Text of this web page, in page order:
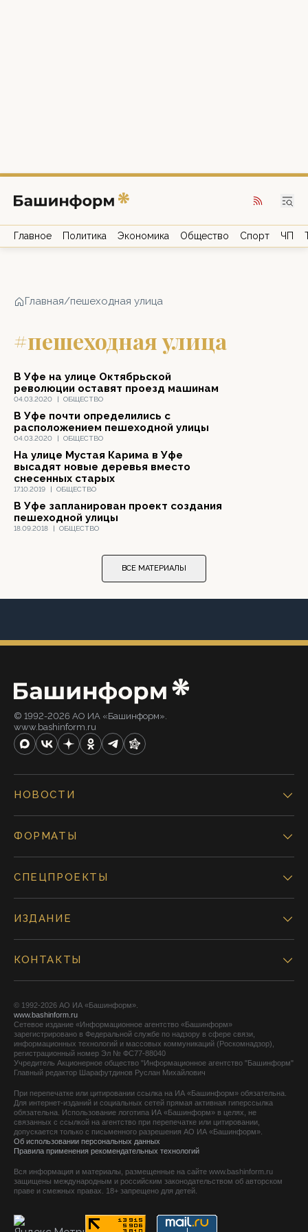
Главное Политика Экономика Общество Спорт ЧП
Главная/пешеходная улица
#пешеходная улица
04.03.2020 | ОБЩЕСТВО
В Уфе на улице Октябрьской
революции оставят проезд машинам
04.03.2020 | ОБЩЕСТВО
В Уфе почти определились с
расположением пешеходной улицы
17.10.2019 | ОБЩЕСТВО
На улице Мустая Карима в Уфе
высадят новые деревья вместо
снесенных старых
18.09.2018 | ОБЩЕСТВО
В Уфе запланирован проект создания
пешеходной улицы
ВСЕ МАТЕРИАЛЫ
© 1992-2026 АО ИА «Башинформ».
www.bashinform.ru
НОВОСТИ
ФОРМАТЫ
СПЕЦПРОЕКТЫ
ИЗДАНИЕ
КОНТАКТЫ
© 1992-2026 АО ИА «Башинформ».
www.bashinform.ru
Сетевое издание «Информационное агентство «Башинформ»
зарегистрировано в Федеральной службе по надзору в сфере связи,
информационных технологий и массовых коммуникаций (Роскомнадзор),
регистрационный номер Эл № ФС77-88040
Учредитель Акционерное общество "Информационное агентство "Башинформ"
Главный редактор Шарафутдинов Руслан Михайлович
При перепечатке или цитировании ссылка на ИА «Башинформ» обязательна.
Для интернет-изданий и социальных сетей прямая активная гиперссылка
обязательна. Использование логотипа ИА «Башинформ» в целях, не
связанных с ссылкой на агентство при перепечатке или цитировании,
допускается только с письменного разрешения АО ИА «Башинформ».
Об использовании персональных данных
Правила применения рекомендательных технологий
Вся информация и материалы, размещенные на сайте www.bashinform.ru
защищены международным и российским законодательством об авторском
праве и смежных правах. 18+ запрещено для детей.